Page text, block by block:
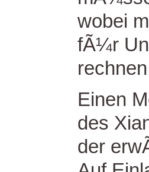
wobei
fÃ¼r
Einen
des
der